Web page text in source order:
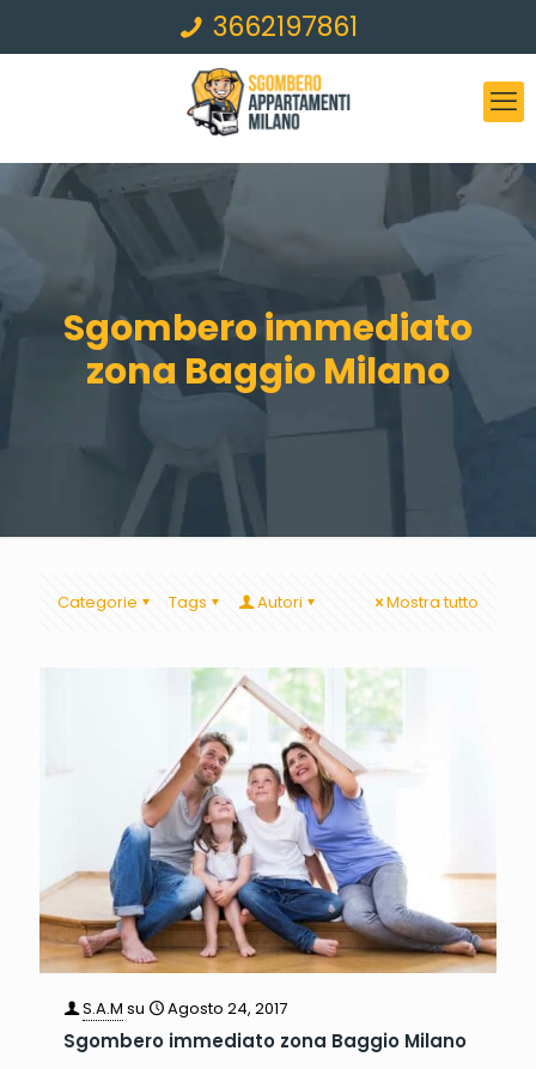
3662197861
Sgombero immediato
zona Baggio Milano
Categorie Tags Autori Mostra tutto
S.A.M su Agosto 24, 2017
Sgombero immediato zona Baggio Milano